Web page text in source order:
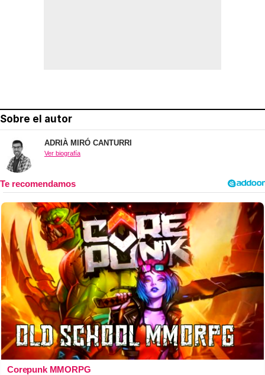
Sobre el autor
ADRIÀ MIRÓ CANTURRI
Ver biografía
Corepunk MMORPG